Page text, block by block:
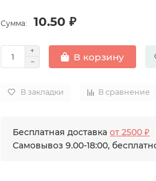
Сумма: 10.50 ₽
В корзину
В закладки В сравнение
Бесплатная доставкаот 2500 ₽
Самовывоз 9.00-18:00,